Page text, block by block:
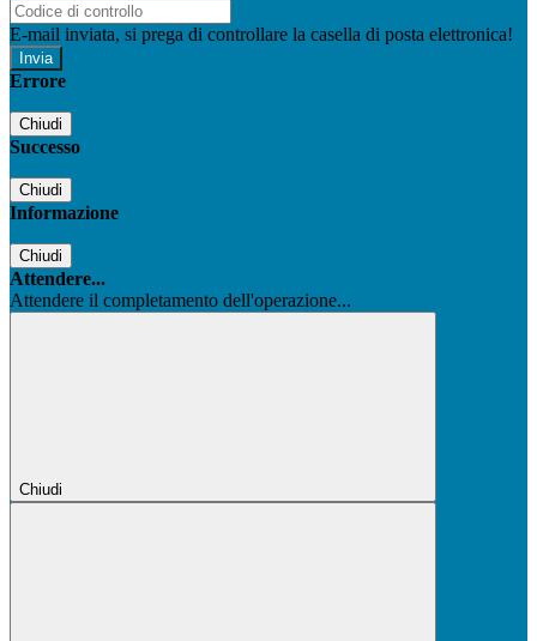
E-mail inviata, si prega di controllare la casella di posta elettronica!
Errore
Chiudi
Successo
Chiudi
Informazione
Chiudi
Attendere...
Attendere il completamento dell'operazione...
Chiudi